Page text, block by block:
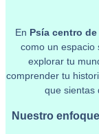
En Psía centro
como un espacio
explorar tu
comprender tu
que sientas
Nuestro